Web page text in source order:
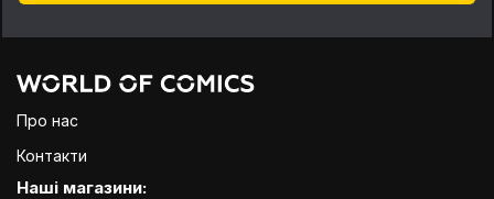
Про нас
Контакти
Наші магазини: